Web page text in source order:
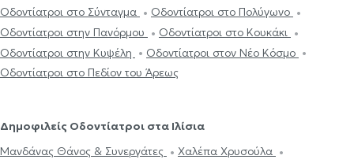
Οδοντίατροι στο Σύνταγμα
Οδοντίατροι στο Πολύγωνο
Οδοντίατροι στην Πανόρμου
Οδοντίατροι στο Κουκάκι
Οδοντίατροι στην Κυψέλη
Οδοντίατροι στον Νέο Κόσμο
Οδοντίατροι στο Πεδίον του Άρεως
Δημοφιλείς Οδοντίατροι στα Ιλίσια
Μανδάνας Θάνος & Συνεργάτες
Χαλέπα Χρυσούλα